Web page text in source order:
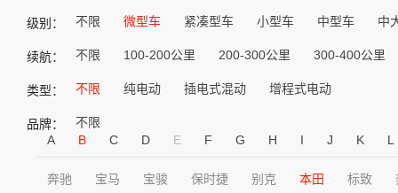
级别： 不限 微型车 紧凑型车 小型车 中型车 中
续航： 不限 100-200公里 200-300公里 300-400公里
类型： 不限 纯电动 插电式混动 增程式电动
品牌：
不限
A
B C D E F G H I J K L
奔驰 宝马 宝骏 保时捷 别克 本田 标致